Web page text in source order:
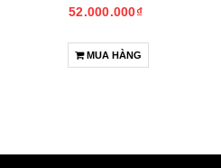
52.000.000₫
MUA HÀNG